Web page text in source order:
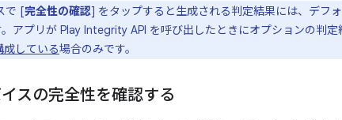
で [完全性の確認] をタップすると生成される判定結果には、デフ
アプリが Play Integrity API を呼び出したときにオプションの判
成している場合のみです。
スの完全性を確認する